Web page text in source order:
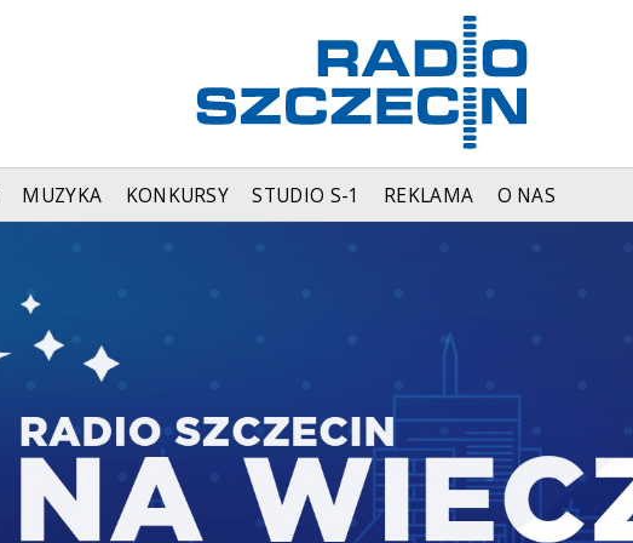
MUZYKA KONKURSY STUDIO S-1 REKLAMA O NAS